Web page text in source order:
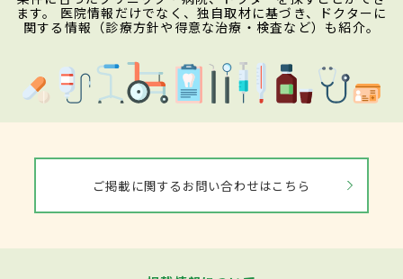
ます。 医院情報だけでなく、独自取材に基づき、ドクターに
関する情報（診療方針や得意な治療・検査など）も紹介。
ご掲載に関するお問い合わせはこちら